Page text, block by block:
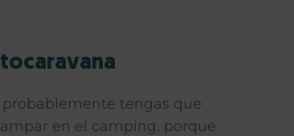
probablemente tengas que
en el camping, porque